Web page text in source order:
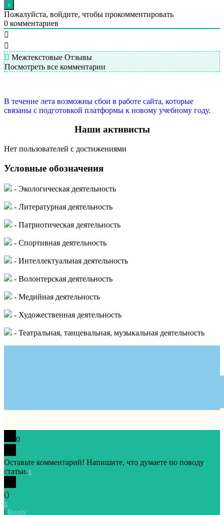
Пожалуйста, войдите, чтобы прокомментировать
0 комментариев
Межтекстовые Отзывы
Посмотреть все комментарии
В течение лета возможны сбои в работе сайта, которые
связаны с подготовкой платформы к новому учебному году.
Наши активисты
Нет пользователей с достижениями
Условные обозначения
- Экологическая деятельность
- Литературная деятельность
- Патриотическая деятельность
- Спортивная деятельность
- Интеллектуальная деятельность
- Волонтерская деятельность
- Медийная деятельность
- Художественная деятельность
- Театральная, танцевальная, музыкальная деятельность
0
Оставьте комментарий! Напишите, что думаете по поводу
статьи.x
()
x
| Reply